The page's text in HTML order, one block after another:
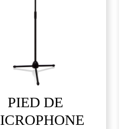
PIED DE